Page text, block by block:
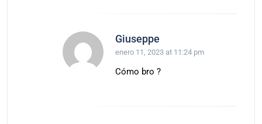
Giuseppe
enero 11, 2023 at 11:24 pm
Cómo bro ?